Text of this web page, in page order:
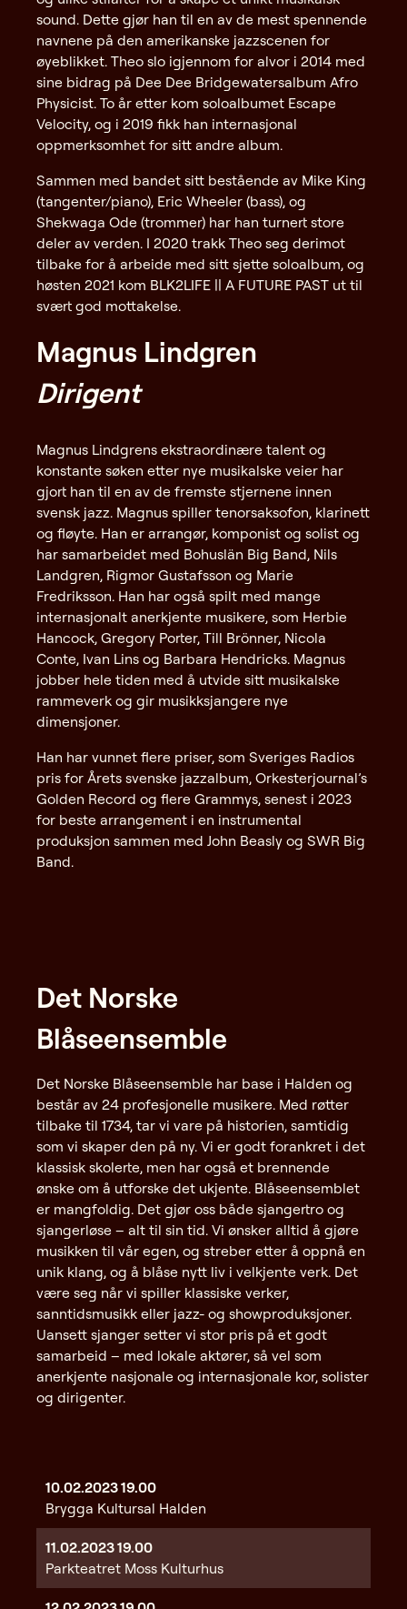
sound. Dette gjør han til en av de mest spennende
navnene på den amerikanske jazzscenen for
øyeblikket. Theo slo igjennom for alvor i 2014 med
sine bidrag på Dee Dee Bridgewatersalbum Afro
Physicist. To år etter kom soloalbumet Escape
Velocity, og i 2019 fikk han internasjonal
oppmerksomhet for sitt andre album.
Sammen med bandet sitt bestående av Mike King
(tangenter/piano), Eric Wheeler (bass), og
Shekwaga Ode (trommer) har han turnert store
deler av verden. I 2020 trakk Theo seg derimot
tilbake for å arbeide med sitt sjette soloalbum, og
høsten 2021 kom BLK2LIFE || A FUTURE PAST ut til
svært god mottakelse.
Magnus Lindgren
Dirigent
Magnus Lindgrens ekstraordinære talent og
konstante søken etter nye musikalske veier har
gjort han til en av de fremste stjernene innen
svensk jazz. Magnus spiller tenorsaksofon, klarinett
og fløyte. Han er arrangør, komponist og solist og
har samarbeidet med Bohuslän Big Band, Nils
Landgren, Rigmor Gustafsson og Marie
Fredriksson. Han har også spilt med mange
internasjonalt anerkjente musikere, som Herbie
Hancock, Gregory Porter, Till Brönner, Nicola
Conte, Ivan Lins og Barbara Hendricks. Magnus
jobber hele tiden med å utvide sitt musikalske
rammeverk og gir musikksjangere nye
dimensjoner.
Han har vunnet flere priser, som Sveriges Radios
pris for Årets svenske jazzalbum, Orkesterjournal’s
Golden Record og flere Grammys, senest i 2023
for beste arrangement i en instrumental
produksjon sammen med John Beasly og SWR Big
Band.
Det Norske
Blåseensemble
Det Norske Blåseensemble har base i Halden og
består av 24 profesjonelle musikere. Med røtter
tilbake til 1734, tar vi vare på historien, samtidig
som vi skaper den på ny. Vi er godt forankret i det
klassisk skolerte, men har også et brennende
ønske om å utforske det ukjente. Blåseensemblet
er mangfoldig. Det gjør oss både sjangertro og
sjangerløse – alt til sin tid. Vi ønsker alltid å gjøre
musikken til vår egen, og streber etter å oppnå en
unik klang, og å blåse nytt liv i velkjente verk. Det
være seg når vi spiller klassiske verker,
sanntidsmusikk eller jazz- og showproduksjoner.
Uansett sjanger setter vi stor pris på et godt
samarbeid – med lokale aktører, så vel som
anerkjente nasjonale og internasjonale kor, solister
og dirigenter.
10.02.202319.00
Brygga Kultursal Halden
11.02.202319.00
Parkteatret Moss Kulturhus